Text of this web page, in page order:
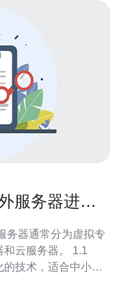
服务器进行
服务器。 1.1
技术，适合中小型
是灵活和扩展性较好的选